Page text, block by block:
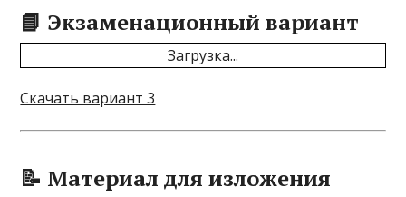
📘 Экзаменационный вариант
Загрузка...
Скачать вариант 3
📝 Материал для изложения